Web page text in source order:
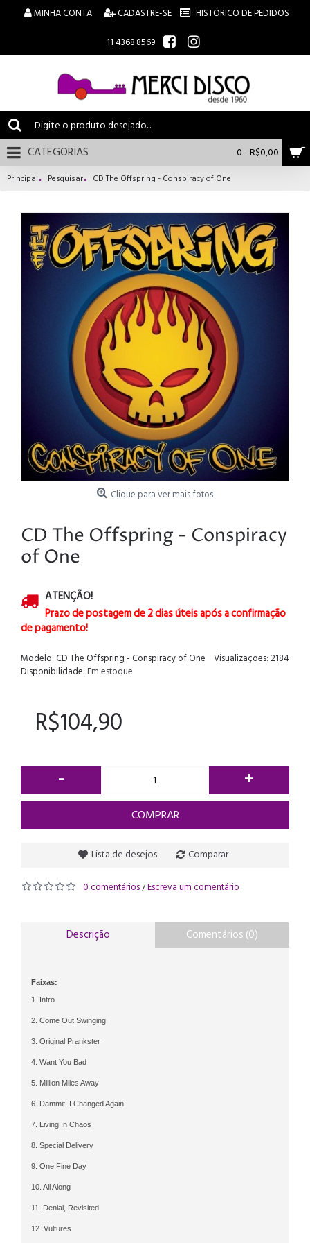
MINHA CONTA CADASTRE-SE
HISTÓRICO DE PEDIDOS
11 4368.8569
0 - R$0,00
CATEGORIAS
Principal Pesquisar CD The Offspring - Conspiracy of One
Clique para ver mais fotos
CD The Offspring - Conspiracy
of One
ATENÇÃO!
Prazo de postagem de 2 dias úteis após a confirmação
de pagamento!
Visualizações: 2184
Modelo: CD The Offspring - Conspiracy of One
Disponibilidade:Em estoque
R$104,90
- +
COMPRAR
Lista de desejos Comparar
0 comentários/Escreva um comentário
Descrição Comentários (0)
Faixas:
1. Intro
2. Come Out Swinging
3. Original Prankster
4. Want You Bad
5. Million Miles Away
6. Dammit, I Changed Again
7. Living In Chaos
8. Special Delivery
9. One Fine Day
10. All Along
11. Denial, Revisited
12. Vultures